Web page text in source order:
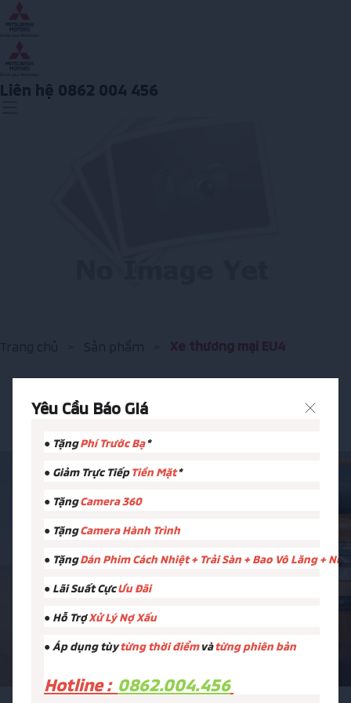
Liên hệ 0862 004 456
Xe thương mại EU4
Liên hệ0862 004 456
Yêu Cầu Báo GIá
● TặngPhí Trước Bạ*
● Giảm Trực TiếpTiền Mặt*
● TặngCamera 360
● TặngCamera Hành Trình
● TặngDán Phim Cách Nhiệt + Trải Sàn + Bao Vô Lăng +
● Lãi Suất CựcƯu Đãi
● Hỗ TrợXử Lý Nợ Xấu
● Áp dụng tùytừng thời điểmvàtừng phiên bản
Hotline : 0862.004.456